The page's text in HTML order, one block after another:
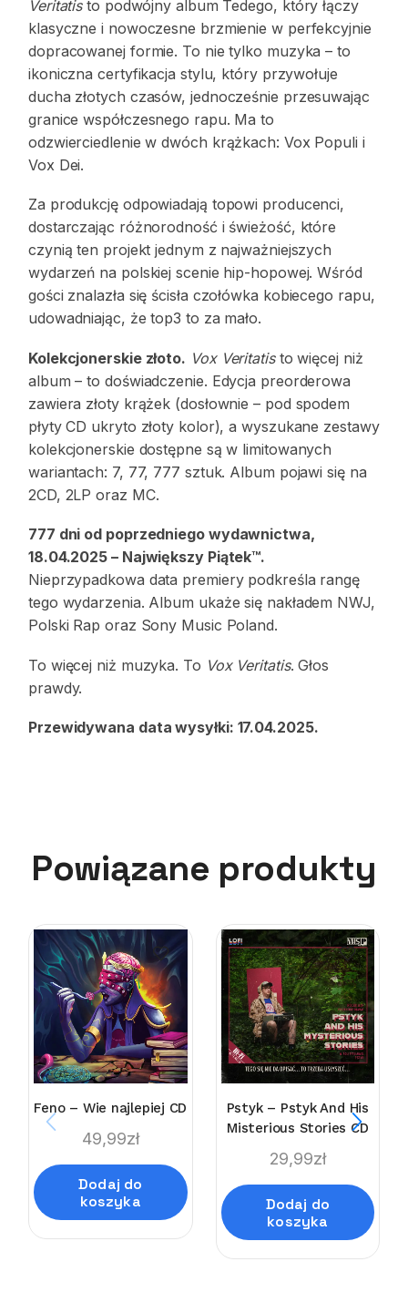
Veritatisto podwójny album Tedego, który łączy
klasyczne i nowoczesne brzmienie w perfekcyjnie
dopracowanej formie. To nie tylko muzyka – to
ikoniczna certyfikacja stylu, który przywołuje
ducha złotych czasów, jednocześnie przesuwając
granice współczesnego rapu. Ma to
odzwierciedlenie w dwóch krążkach: Vox Populi i
Vox Dei.
Za produkcję odpowiadają topowi producenci,
dostarczając różnorodność i świeżość, które
czynią ten projekt jednym z najważniejszych
wydarzeń na polskiej scenie hip-hopowej. Wśród
gości znalazła się ścisła czołówka kobiecego rapu,
udowadniając, że top3 to za mało.
Kolekcjonerskie złoto. Vox Veritatisto więcej niż
album – to doświadczenie. Edycja preorderowa
zawiera złoty krążek (dosłownie – pod spodem
płyty CD ukryto złoty kolor), a wyszukane zestawy
kolekcjonerskie dostępne są w limitowanych
wariantach: 7, 77, 777 sztuk. Album pojawi się na
2CD, 2LP oraz MC.
777 dni od poprzedniego wydawnictwa,
18.04.2025 – Największy Piątek™.
Nieprzypadkowa data premiery podkreśla rangę
tego wydarzenia. Album ukaże się nakładem NWJ,
Polski Rap oraz Sony Music Poland.
To więcej niż muzyka. To Vox Veritatis. Głos
prawdy.
Przewidywana data wysyłki: 17.04.2025.
Powiązane produkty
Feno – Wie najlepiej CD
49,99zł
Dodaj do
koszyka
Pstyk – Pstyk And His
Misterious Stories CD
29,99zł
Dodaj do
koszyka